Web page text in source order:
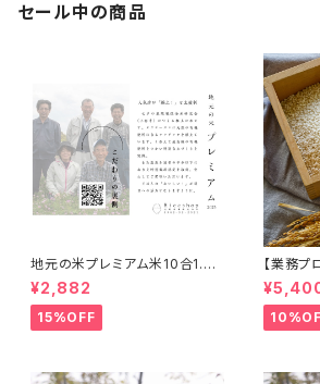
セール中の商品
地元の米プレミアム米10合1.5k
g×２
¥2,882
15%OFF
【業務プ
産福岡県